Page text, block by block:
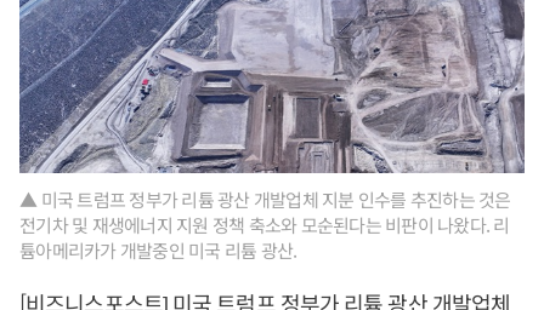
▲ 미국 트럼프 정부가 리튬 광산 개발업체 지분 인수를 추진하는 것은
전기차 및 재생에너지 지원 정책 축소와 모순된다는 비판이 나왔다. 리
튬아메리카가 개발중인 미국 리튬 광산.
[비즈니스포스트] 미국 트럼프 정부가 리튬 광산 개발업체